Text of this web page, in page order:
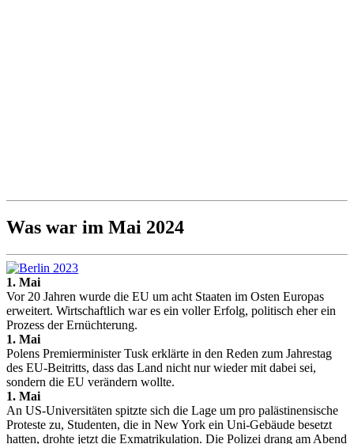
Was war im Mai 2024
1. Mai
Vor 20 Jahren wurde die EU um acht Staaten im Osten Europas
erweitert. Wirtschaftlich war es ein voller Erfolg, politisch eher ein
Prozess der Ernüchterung.
1. Mai
Polens Premierminister Tusk erklärte in den Reden zum Jahrestag
des EU-Beitritts, dass das Land nicht nur wieder mit dabei sei,
sondern die EU verändern wollte.
1. Mai
An US-Universitäten spitzte sich die Lage um pro palästinensische
Proteste zu, Studenten, die in New York ein Uni-Gebäude besetzt
hatten, drohte jetzt die Exmatrikulation. Die Polizei drang am Abend